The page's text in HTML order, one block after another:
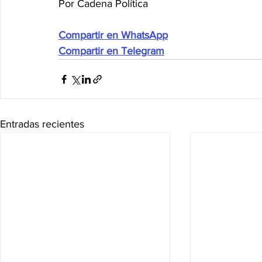
Por Cadena Política
Compartir en WhatsApp
Compartir en Telegram
Entradas recientes